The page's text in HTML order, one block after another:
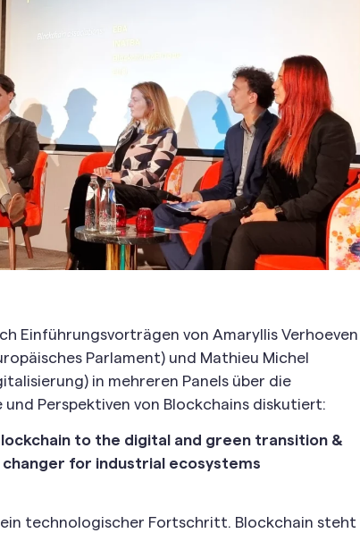
Einführungsvorträgen von Amaryllis Verhoeven
Parlament) und Mathieu Michel
in mehreren Panels über die
Perspektiven von Blockchains diskutiert:
to the digital and green transition &
changer for industrial ecosystems
ein technologischer Fortschritt. Blockchain steht